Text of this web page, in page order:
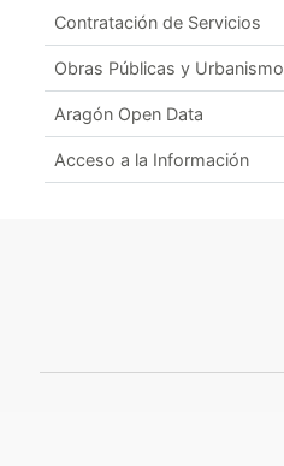
Contratación de Servicios
Obras Públicas y Urbanismo
Aragón Open Data
Acceso a la Información